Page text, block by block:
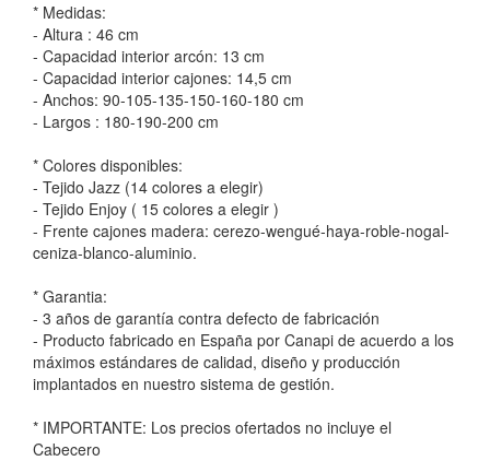
* Medidas:
- Altura : 46 cm
- Capacidad interior arcón: 13 cm
- Capacidad interior cajones: 14,5 cm
- Anchos: 90-105-135-150-160-180 cm
- Largos : 180-190-200 cm
* Colores disponibles:
- Tejido Jazz (14 colores a elegir)
- Tejido Enjoy ( 15 colores a elegir )
- Frente cajones madera: cerezo-wengué-haya-roble-nogal-
ceniza-blanco-aluminio.
* Garantia:
- 3 años de garantía contra defecto de fabricación
- Producto fabricado en España por Canapi de acuerdo a los
máximos estándares de calidad, diseño y producción
implantados en nuestro sistema de gestión.
* IMPORTANTE: Los precios ofertados no incluye el
Cabecero